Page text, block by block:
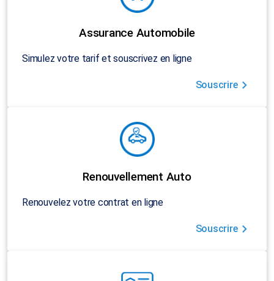
Assurance Automobile
Simulez votre tarif et souscrivez en ligne
Souscrire
Renouvellement Auto
Renouvelez votre contrat en ligne
Souscrire